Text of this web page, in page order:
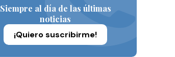
Siempre al día de las últimas
noticias
¡Quiero suscribirme!